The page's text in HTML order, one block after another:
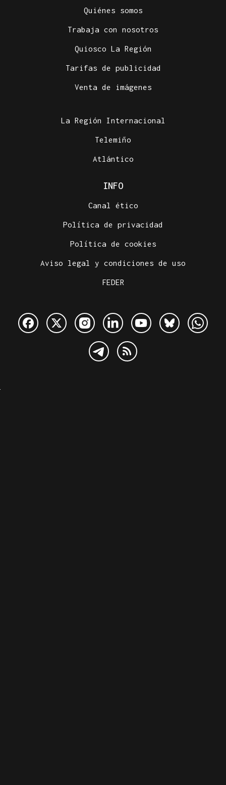
Quiénes somos
Trabaja con nosotros
Quiosco La Región
Tarifas de publicidad
Venta de imágenes
La Región Internacional
Telemiño
Atlántico
INFO
Canal ético
Política de privacidad
Política de cookies
Aviso legal y condiciones de uso
FEDER